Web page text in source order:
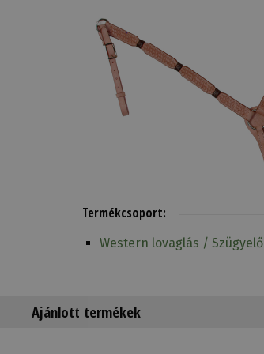
Termékcsoport:
Western lovaglás / Szügyelő
Ajánlott termékek